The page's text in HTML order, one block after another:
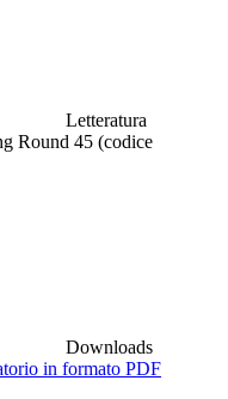
Letteratura
Round 45 (codice
Downloads
in formato PDF